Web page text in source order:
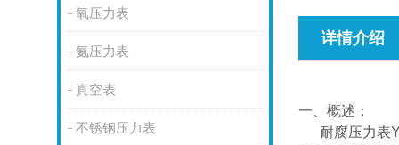
氧压力表
氨压力表
真空表
不锈钢压力表
详情介绍
一、概述：
耐腐压力表